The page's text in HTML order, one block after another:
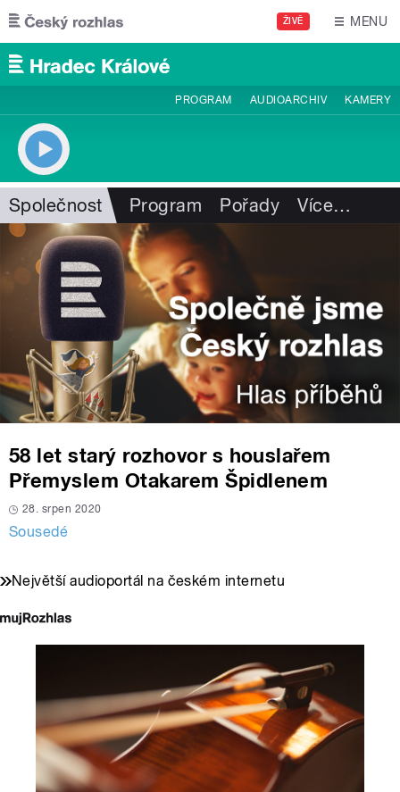
Přejít k hlavnímu obsahu
ŽIVĚ MENU
PROGRAM AUDIOARCHIV KAMERY
Společnost Program Pořady Více…
58 let starý rozhovor s houslařem
Přemyslem Otakarem Špidlenem
28. srpen 2020
Sousedé
Největší audioportál na českém internetu